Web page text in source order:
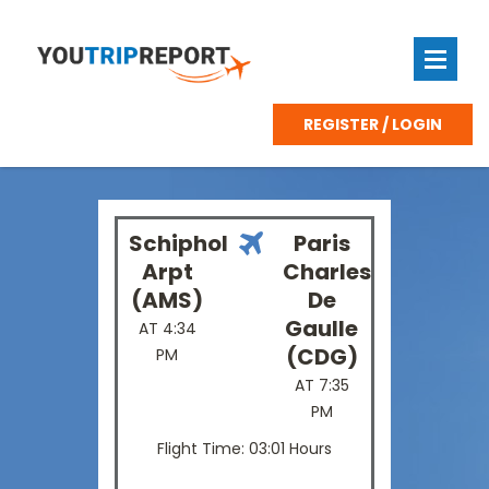
REGISTER / LOGIN
Schiphol
Arpt
(AMS)
AT 4:34
PM
Paris
Charles
De
Gaulle
(CDG)
AT 7:35
PM
Flight Time: 03:01 Hours